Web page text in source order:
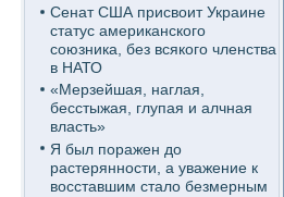
Сенат США присвоит Украине
статус американского
союзника, без всякого членства
в НАТО
«Мерзейшая, наглая,
бесстыжая, глупая и алчная
власть»
Я был поражен до
растерянности, а уважение к
восставшим стало безмерным